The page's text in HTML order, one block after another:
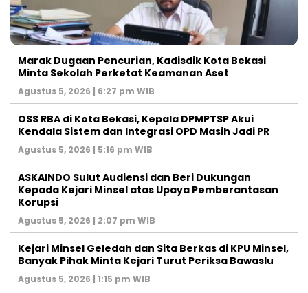
‎Marak Dugaan Pencurian, Kadisdik Kota Bekasi
Minta Sekolah Perketat Keamanan Aset
Agustus 5, 2026 | 6:27 pm WIB
‎OSS RBA di Kota Bekasi, Kepala DPMPTSP Akui
Kendala Sistem dan Integrasi OPD Masih Jadi PR
Agustus 5, 2026 | 5:16 pm WIB
ASKAINDO Sulut Audiensi dan Beri Dukungan
Kepada Kejari Minsel atas Upaya Pemberantasan
Korupsi
Agustus 5, 2026 | 2:07 pm WIB
Kejari Minsel Geledah dan Sita Berkas di KPU Minsel,
Banyak Pihak Minta Kejari Turut Periksa Bawaslu
Agustus 5, 2026 | 1:15 pm WIB